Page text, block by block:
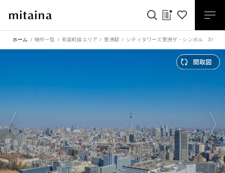
ホーム 物件一覧 有楽町線エリア 豊洲駅 シティタワーズ豊洲ザ・シンボル 38階